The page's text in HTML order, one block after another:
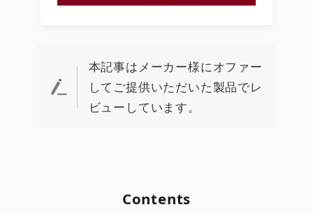
本記事はメーカー様にオファー
してご提供いただいた製品でレ
ビューしています。
Contents